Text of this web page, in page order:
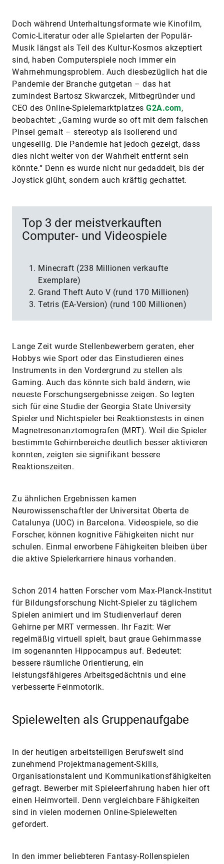
Doch während Unterhaltungsformate wie Kinofilm,
Comic-Literatur oder alle Spielarten der Populär-
Musik längst als Teil des Kultur-Kosmos akzeptiert
sind, haben Computerspiele noch immer ein
Wahrnehmungsproblem. Auch diesbezüglich hat die
Pandemie der Branche gutgetan – das hat
zumindest Bartosz Skwarczek, Mitbegründer und
CEO des Online-Spielemarktplatzes G2A.com,
beobachtet: „Gaming wurde so oft mit dem falschen
Pinsel gemalt – stereotyp als isolierend und
ungesellig. Die Pandemie hat jedoch gezeigt, dass
dies nicht weiter von der Wahrheit entfernt sein
könnte.“ Denn es wurde nicht nur gedaddelt, bis der
Joystick glüht, sondern auch kräftig gechattet.
Top 3 der meistverkauften
Computer- und Videospiele
Minecraft (238 Millionen verkaufte
Exemplare)
Grand Theft Auto V (rund 170 Millionen)
Tetris (EA-Version) (rund 100 Millionen)
Lange Zeit wurde Stellenbewerbern geraten, eher
Hobbys wie Sport oder das Einstudieren eines
Instruments in den Vordergrund zu stellen als
Gaming. Auch das könnte sich bald ändern, wie
neueste Forschungsergebnisse zeigen. So legten
sich für eine Studie der Georgia State University
Spieler und Nichtspieler bei Reaktionstests in einen
Magnetresonanztomografen (MRT). Weil die Spieler
bestimmte Gehirnbereiche deutlich besser aktivieren
konnten, zeigten sie signifikant bessere
Reaktionszeiten.
Zu ähnlichen Ergebnissen kamen
Neurowissenschaftler der Universitat Oberta de
Catalunya (UOC) in Barcelona. Videospiele, so die
Forscher, können kognitive Fähigkeiten nicht nur
schulen. Einmal erworbene Fähigkeiten bleiben über
die aktive Spielerkarriere hinaus vorhanden.
Schon 2014 hatten Forscher vom Max-Planck-Institut
für Bildungsforschung Nicht-Spieler zu täglichem
Spielen animiert und im Studienverlauf deren
Gehirne per MRT vermessen. Ihr Fazit: Wer
regelmäßig virtuell spielt, baut graue Gehirnmasse
im sogenannten Hippocampus auf. Bedeutet:
bessere räumliche Orientierung, ein
leistungsfähigeres Arbeitsgedächtnis und eine
verbesserte Feinmotorik.
Spielewelten als Gruppenaufgabe
In der heutigen arbeitsteiligen Berufswelt sind
zunehmend Projektmanagement-Skills,
Organisationstalent und Kommunikationsfähigkeiten
gefragt. Bewerber mit Spieleerfahrung haben hier oft
einen Heimvorteil. Denn vergleichbare Fähigkeiten
sind in vielen modernen Online-Spielewelten
gefordert.
In den immer beliebteren Fantasy-Rollenspielen